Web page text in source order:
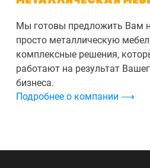
Мы готовы предложить Вам
просто металлическую
комплексные решения,
работают на результат
бизнеса.
Подробнее о компании ⟶